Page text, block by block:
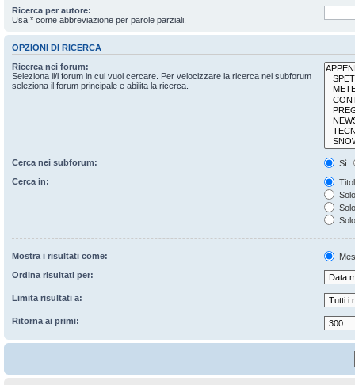
Ricerca per autore:
Usa * come abbreviazione per parole parziali.
OPZIONI DI RICERCA
Ricerca nei forum:
Seleziona il/i forum in cui vuoi cercare. Per velocizzare la ricerca nei subforum
seleziona il forum principale e abilita la ricerca.
Cerca nei subforum:
Sì
Cerca in:
Mostra i risultati come:
Ordina risultati per:
Limita risultati a:
Ritorna ai primi: